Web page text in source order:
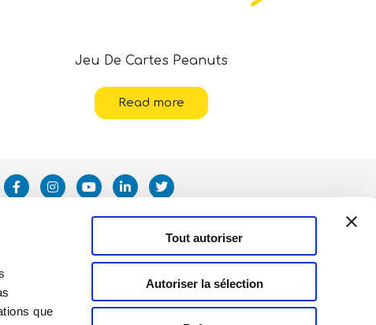
que
Tout autoriser
Autoriser la sélection
Jeu De Cartes Peanuts
Read more